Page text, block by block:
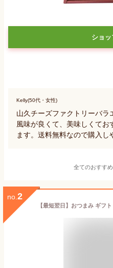
ショ
Kelly(50代・女性)
山久チーズファクトリーバラ
風味が良くて、美味しくて
ます。送料無料なので購入し
全てのおすす
no. 2